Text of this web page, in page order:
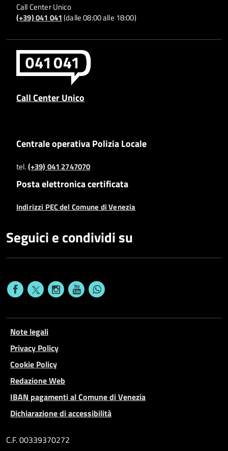
Call Center Unico
(+39) 041 041(dalle 08:00 alle 18:00)
Call Center Unico
Centrale operativa Polizia Locale
tel.(+39) 041 2747070
Posta elettronica certificata
Indirizzi PEC del Comune di Venezia
Seguici e condividi su
Note legali
Privacy Policy
Cookie Policy
Redazione Web
IBAN pagamenti al Comune di Venezia
Dichiarazione di accessibilità
C.F. 00339370272